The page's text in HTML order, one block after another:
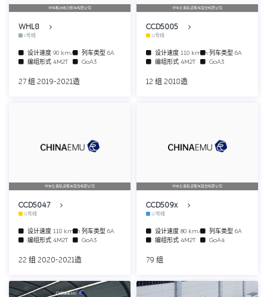
中车株洲电力机车有限公司
WHL8
8号线
设计速度 90 km/h 列车类型 6A
编组形式 4M2T GoA3
27 组 2019-2021造
中车长春轨道客车股份有限公司
CCD5005
11号线
设计速度 110 km/h列车类型 6A
编组形式 4M2T GoA3
12 组 2018造
中车长春轨道客车股份有限公司
CCD5047
11号线
设计速度 110 km/h列车类型 6A
编组形式 4M2T GoA3
22 组 2020-2021造
中车长春轨道客车股份有限公司
CCD509x
12号线
设计速度 80 km/h 列车类型 6A
编组形式 4M2T GoA4
79 组